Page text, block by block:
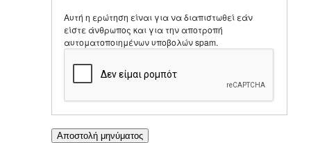
Αυτή η ερώτηση είναι για να διαπιστωθεί εάν
είστε άνθρωπος και για την αποτροπή
αυτοματοποιημένων υποβολών spam.